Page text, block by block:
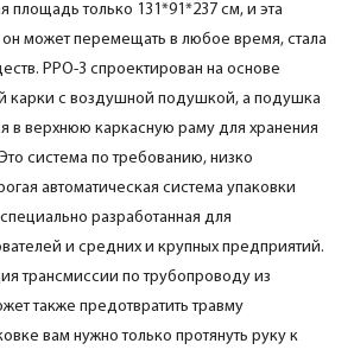
площадь только 131*91*237 см, и эта
может перемещать в любое время, стала
PPO-3 спроектирован на основе
карки с воздушной подушкой, а подушка
в верхнюю каркасную раму для хранения
система по требованию, низко
автоматическая система упаковки
разработанная для
и средних и крупных предприятий.
трансмиссии по трубопроводу из
также предотвратить травму
вам нужно только протянуть руку к